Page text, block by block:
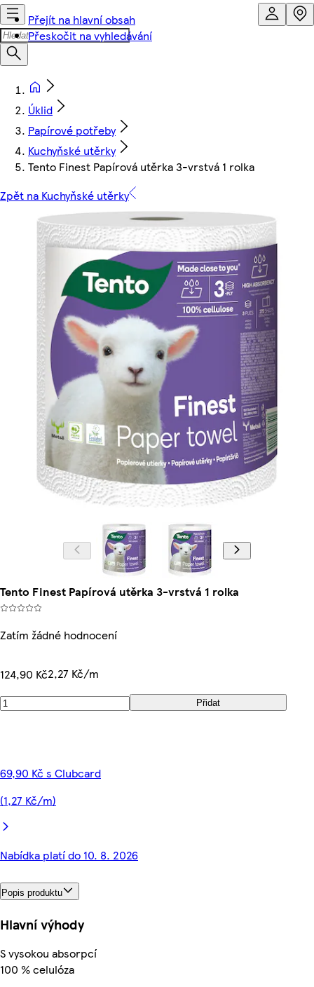
Přejít na hlavní obsah
Přeskočit na vyhledávání
Úklid
Papírové potřeby
Kuchyňské utěrky
Tento Finest Papírová utěrka 3-vrstvá 1 rolka
Zpět na Kuchyňské utěrky
Tento Finest Papírová utěrka 3-vrstvá 1 rolka
Zatím žádné hodnocení
124,90 Kč2,27 Kč/m
Přidat
69,90 Kč s Clubcard
(1,27 Kč/m)
Nabídka platí do 10. 8. 2026
Popis produktu
Hlavní výhody
S vysokou absorpcí
100 % celulóza